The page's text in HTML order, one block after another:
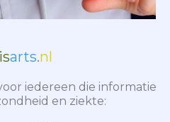
arts.nl
iedereen die informatie
en ziekte: